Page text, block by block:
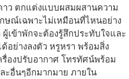
าว ตกแต่งแบบผสมผสานความ
ษณ์เฉพาะไม่เหมือนที่ไหนอย่าง
เข้าพักจะต้องรู้สึกประทับใจและ
อย่างลงตัว หรูหรา พร้อมสิ่ง
องปรับอากาศ โทรทัศน์พร้อม
ะอื่นๆอีกมากมาย ภายใน